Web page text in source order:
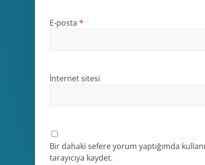
E-posta *
İnternet sitesi
Bir dahaki sefere yorum yaptığımda
tarayıcıya kaydet.